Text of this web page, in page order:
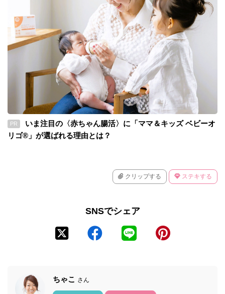
PR
いま注目の〈赤ちゃん腸活〉に「ママ＆キッズ ベビーオ
リゴ®」が選ばれる理由とは？
クリップする ステキする
SNSでシェア
ちゃこ さん